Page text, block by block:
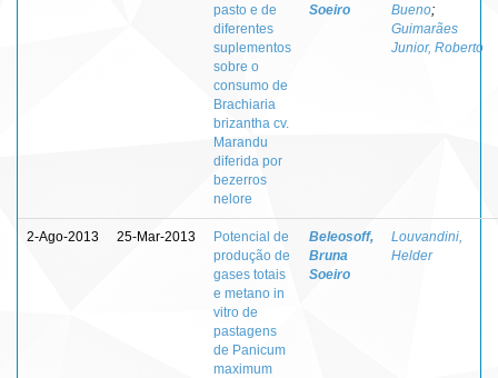
pasto e de
diferentes
suplementos
sobre o
consumo de
Brachiaria
brizantha cv.
Marandu
diferida por
bezerros
nelore
Soeiro
Bueno;
Guimarães
Junior, Roberto
2-Ago-2013 25-Mar-2013
Potencial de
produção de
gases totais
e metano in
vitro de
pastagens
de Panicum
maximum
Beleosoff,
Bruna
Soeiro
Louvandini,
Helder